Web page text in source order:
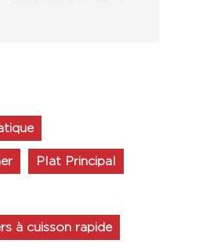
Plat Principal
à cuisson rapide